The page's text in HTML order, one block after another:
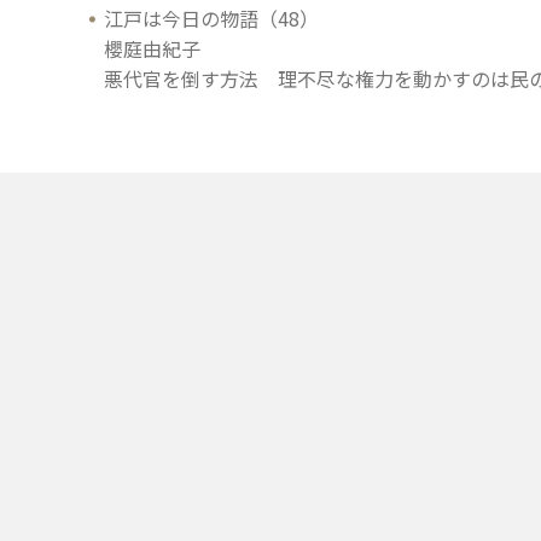
江戸は今日の物語（48）
櫻庭由紀子
悪代官を倒す方法 理不尽な権力を動かすのは民